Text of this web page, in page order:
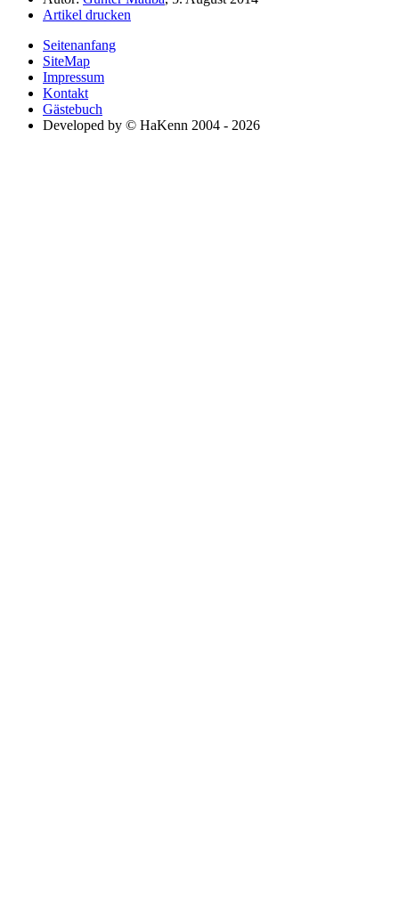
Artikel drucken
Seitenanfang
SiteMap
Impressum
Kontakt
Gästebuch
Developed by © HaKenn 2004 - 2026